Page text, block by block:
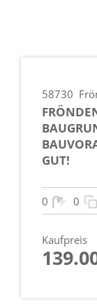
58730
GUT!
0 0
Kaufpreis